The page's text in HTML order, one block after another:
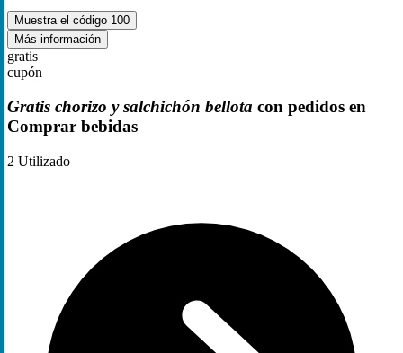
Muestra el código 100
Más información
gratis
cupón
Gratis chorizo y salchichón bellota con pedidos en
Comprar bebidas
2 Utilizado